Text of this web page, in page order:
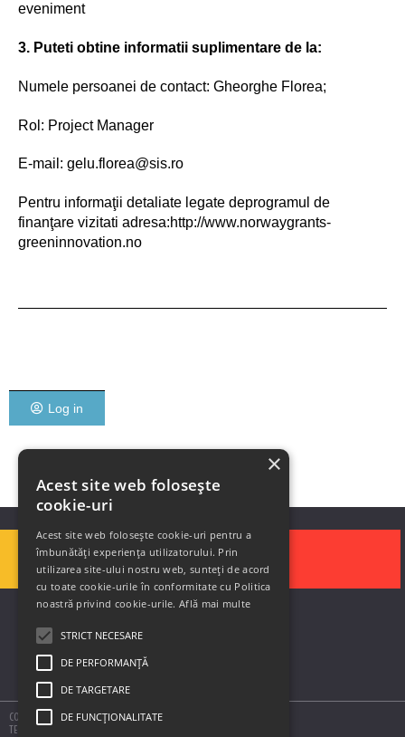
eveniment
3. Puteti obtine informatii suplimentare de la:
Numele persoanei de contact: Gheorghe Florea;
Rol: Project Manager
E-mail: gelu.florea@sis.ro
Pentru informaţii detaliate legate deprogramul de
finanţare vizitati adresa:http://www.norwaygrants-
greeninnovation.no
Log in
COPYRIGHT © 2020 SOLUTII DE AUTOMATIZARE SIS
TERMS AND CONDITIONS
×
Acest site web folosește
cookie-uri
Acest site web folosește cookie-uri pentru a
îmbunătăți experiența utilizatorului. Prin
utilizarea site-ului nostru web, sunteți de acord
cu toate cookie-urile în conformitate cu Politica
noastră privind cookie-urile. Află mai multe
STRICT NECESARE
DE PERFORMANȚĂ
DE TARGETARE
DE FUNCŢIONALITATE